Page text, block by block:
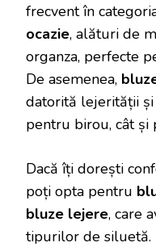
frecvent în
ocazie, alături de
organza, perfecte
De asemenea,
datorită lejerității
pentru birou, cât și
Dacă îți dorești
poți opta pentru
bluze lejere, care
tipurilor de siluetă.